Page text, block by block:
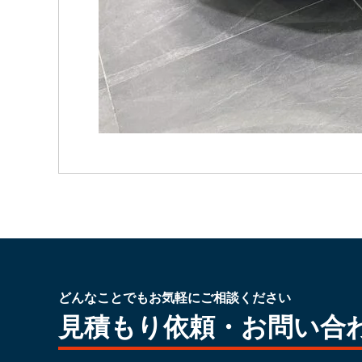
どんなことでもお気軽にご相談ください
見積もり依頼・お問い合